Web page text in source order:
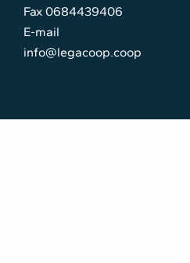
Fax 0684439406
E-mail
info@legacoop.coop